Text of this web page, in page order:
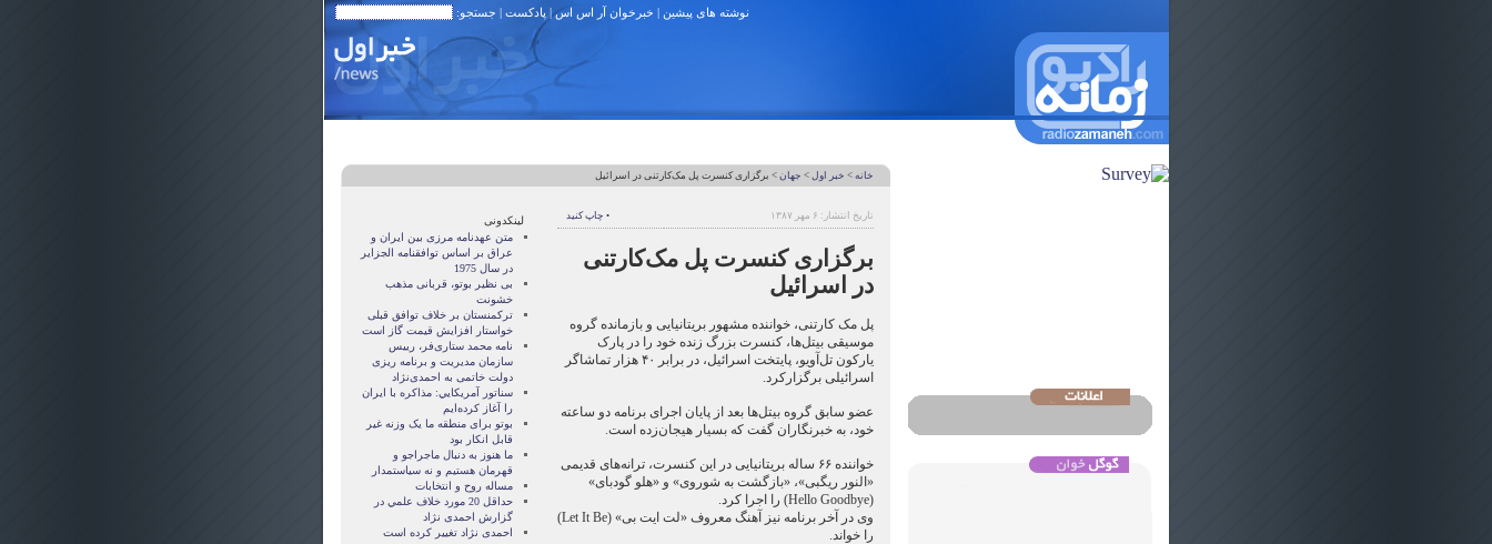
نوشته های پیشین | خبرخوان آر اس اس| پادکست | جستجو:
خانه > خبر اول > جهان > برگزاری کنسرت پل مک‌کارتنی در اسرائیل
تاریخ انتشار: ۶ مهر ۱۳۸۷ • چاپ کنید
برگزاری کنسرت پل مک‌کارتنی
در اسرائیل
پل مک کارتنی، خواننده مشهور بریتانیایی و بازمانده گروه
موسیقی بیتل‌ها، کنسرت بزرگ زنده خود را در پارک
یارکون تل‌آویو، پایتخت اسرائیل، در برابر ۴۰ هزار تماشاگر
اسرائیلی برگزارکرد.
عضو سابق گروه بیتل‌ها بعد از پایان اجرای برنامه دو ساعته
خود، به خبرنگاران گفت که بسیار هیجان‌زده است.
خواننده ۶۶ ساله بریتانیایی در این کنسرت، ترانه‌های قدیمی
«النور ریگبی»، «بازگشت به شوروی» و «هلو گود‌بای»
(Hello Goodbye) را اجرا کرد.
وی در آخر برنامه نیز آهنگ معروف «لت ایت بی» (Let It Be)
را خواند.
لینکدونی
متن عهدنامه مرزى بين ايران و
عراق بر اساس توافقنامه الجزاير
در سال 1975
بی نظیر بوتو، قربانی مذهب
خشونت
ترکمنستان بر خلاف توافق قبلی
خواستار افزایش قیمت گاز است
نامه محمد ستاری‌فر، رییس
سازمان مدیریت و برنامه ریزی
دولت خاتمی به احمدی‌نژاد
سناتور آمريکايي: مذاکره با ايران
را آغاز کرده‌ايم
بوتو برای منطقه ما یک وزنه غیر
قابل انکار بود
ما هنوز به دنبال ماجراجو و
قهرمان هستيم و نه سياستمدار
مساله روح و انتخابات
حداقل 20 مورد خلاف علمي در
گزارش احمدی نژاد
احمدی نژاد تغییر کرده است